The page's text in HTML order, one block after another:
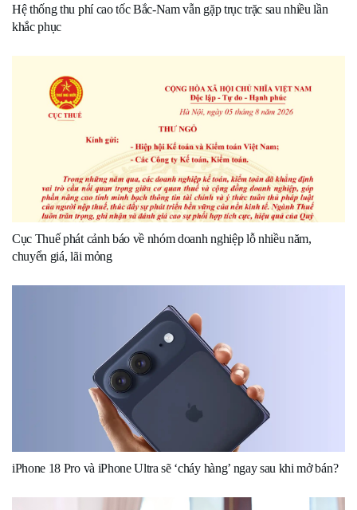
Hệ thống thu phí cao tốc Bắc-Nam vẫn gặp trục trặc sau nhiều lần
khắc phục
Cục Thuế phát cảnh báo về nhóm doanh nghiệp lỗ nhiều năm,
chuyển giá, lãi mỏng
iPhone 18 Pro và iPhone Ultra sẽ ‘cháy hàng’ ngay sau khi mở bán?